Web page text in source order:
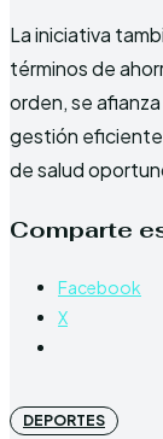
La iniciativa
términos de
orden, se
gestión
de salud
Comparte
Facebook
X
DEPORTES